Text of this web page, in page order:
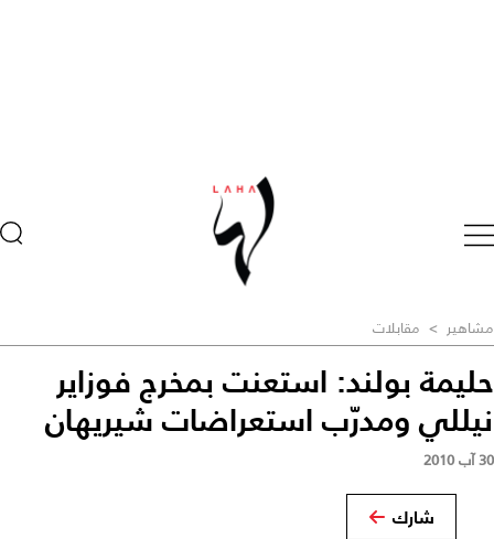
مشاهير > مقابلات
حليمة بولند: استعنت بمخرج فوزاير
نيللي ومدرّب استعراضات شيريهان
30 آب 2010
شارك